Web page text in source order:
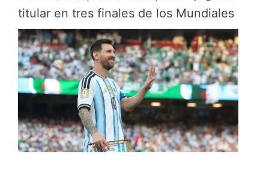
titular en tres finales de los Mundiales